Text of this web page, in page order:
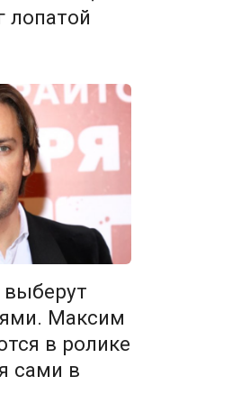
лопатой
выберут
Максим
в ролике
сами в